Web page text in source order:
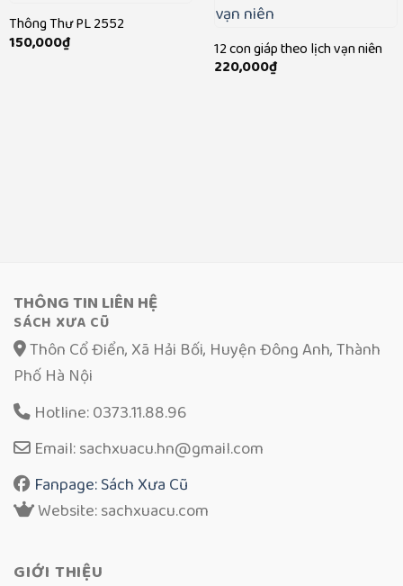
Thông Thư PL 2552
150,000₫
12 con giáp theo lịch vạn niên
220,000₫
THÔNG TIN LIÊN HỆ
SÁCH XƯA CŨ
Thôn Cổ Điển, Xã Hải Bối, Huyện Đông Anh, Thành
Phố Hà Nội
Hotline: 0373.11.88.96
Email: sachxuacu.hn@gmail.com
Fanpage: Sách Xưa Cũ
Website: sachxuacu.com
GIỚI THIỆU